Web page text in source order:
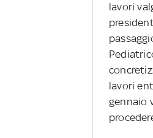
lavori
lavori
gennaio